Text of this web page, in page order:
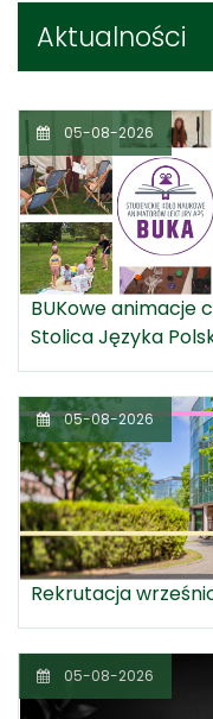
Aktualności
05-08-2026
BUKowe animacje
Stolica Języka
05-08-2026
Rekrutacja
05-08-2026